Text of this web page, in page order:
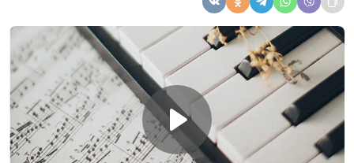
Сергей Парфенов
(гитара), Юрий
Тараканов (ударные),
Владислав Лапшин (бас-
гитара)
В мире людей
Наталья Гончарова,
Сергей Парфенов
(гитара), Юрий
#1540